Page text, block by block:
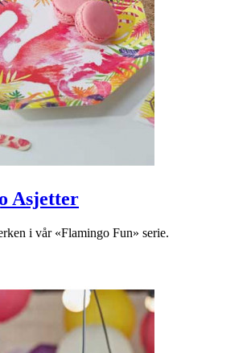
Asjetter
i vår «Flamingo Fun» serie.